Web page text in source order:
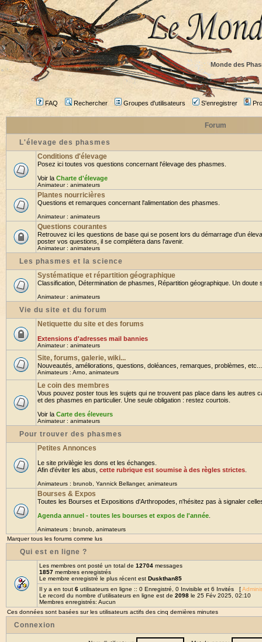
Monde des
FAQ Rechercher Groupes d'utilisateurs S'enregistrer
Forum
L'élevage des phasmes
Conditions d'élevage
Posez ici toutes vos questions concernant l'élevage des phasmes.
Voir la Charte d'élevage
Animateur : animateurs
Plantes nourricières
Questions et remarques concernant l'alimentation des phasmes.
Animateur : animateurs
Questions courantes
Retrouvez ici les questions de base qui se posent lors du démarrage d'un
poster vos questions, il se complétera dans l'avenir.
Animateur : animateurs
Les phasmes et la science
Systématique et répartition géographique
Classification, Détermination de phasmes, Répartition géographique. Un doute
Animateur : animateurs
Vie du site et du forum
Netiquette du site et des forums
Extensions d'adresses mail bannies
Animateur : animateurs
Site, forums, galerie, wiki...
Nouveautés, améliorations, questions, doléances, remarques, problèmes,
Animateurs : Arno animateurs
Le coin des membres
Vous pouvez poster tous les sujets qui ne trouvent pas place dans les autres
et des phasmes en particulier. Une seule obligation : restez courtois.
Voir la Carte des éleveurs
Animateur : animateurs
Pour trouver des phasmes
Petites Annonces
Le site privilègie les dons et les échanges.
Afin d'éviter les abus, cette rubrique est soumise à des règles strictes
Animateurs : brunob Yannick Bellanger, animateurs
Bourses & Expos
Toutes les Bourses et Expositions d'Arthropodes, n'hésitez pas à signaler
Agenda annuel - toutes les bourses et expos de l'année
Animateurs : brunob animateurs
Marquer tous les forums comme lus
Qui est en ligne ?
Les membres ont posté un total de 12704 messages
1857 membres enregistrés
Le membre enregistré le plus récent est Duskthan85
Il y a en tout 6 utilisateurs en ligne :: 0 Enregistré, 0 Invisible et 6 Invités [
Le record du nombre d'utilisateurs en ligne est de 2098 le 25 Fév 2025, 02:10
Membres enregistrés: Aucun
Ces données sont basées sur les utilisateurs actifs des cinq dernières minutes
Connexion